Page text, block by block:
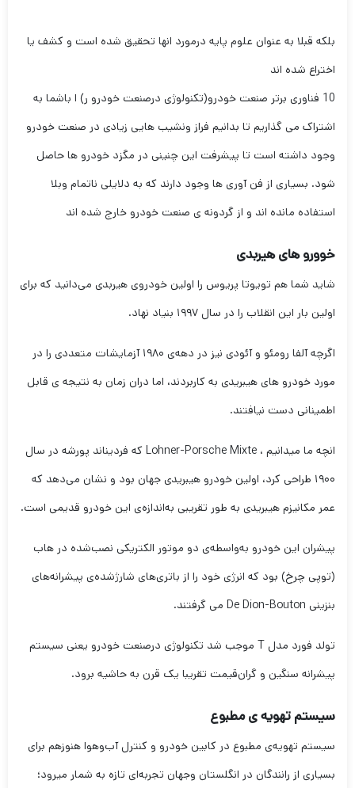
بلکه قبلا به عنوان علوم پایه درمورد انها تحقیق شده است و کشف یا
اختراع شده اند
10 فناوری برتر صنعت خودرو(تکنولوژی درصنعت خودرو ر) ا باشما به
اشتراک می گذاریم تا بدانیم فراز ونشیب هایی زیادی در صنعت خودرو
وجود داشته است تا پیشرفت این چنینی در مگزد خودرو ها حاصل
شود. بسیاری از فن آوری ها وجود دارند که به دلایلی ناتمام وبلا
استفاده مانده اند و از گردونه ی صنعت خودرو خارج شده اند
خوورو های هیربدی
شاید شما هم تویوتا پریوس را اولین خودروی هیربدی می‌دانید که برای
اولین بار این انقلاب را در سال ۱۹۹۷ بنیاد نهاد.
اگرچه آلفا رومئو و آئودی نیز در دهه‌ی ۱۹۸۰ آزمایشات متعددی را در
مورد خودرو های هیبریدی به کاربردند، اما دران زمان به نتیجه ی قابل
اطمینانی دست نیافتند.
انچه ما میدانیم ، Lohner-Porsche Mixte که فردیناند پورشه در سال
۱۹۰۰ طراحی کرد، اولین خودرو هیبریدی جهان بود و نشان می‌دهد که
عمر مکانیزم هیبریدی به طور تقریبی به‌اندازه‌ی این خودرو قدیمی است.
پیشران این خودرو به‌واسطه‌ی دو موتور الکتریکی نصب‌شده در هاب
(توپی چرخ) بود که انرژی خود را از باتری‌های شارژ‌شده‌ی پیشرانه‌های
بنزینی De Dion-Bouton می گرفتند.
تولد فورد مدل T موجب شد تکنولوژی درصنعت خودرو یعنی سیستم
پیشرانه سنگین و گران‌قیمت تقریبا یک قرن به حاشیه برود.
سیستم تهویه ی مطبوع
سیستم تهویه‌ی مطبوع در کابین خودرو و کنترل آب‌وهوا هنوزهم برای
بسیاری از رانندگان در انگلستان وجهان تجربه‌ای تازه به شمار میرود؛